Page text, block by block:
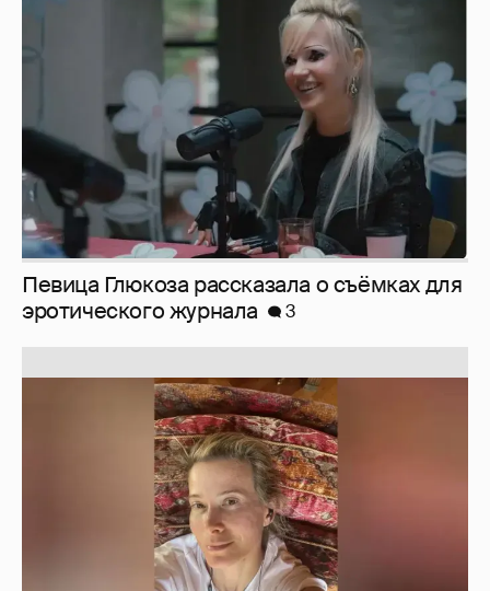
Певица Глюкоза рассказала о съёмках для
эротического журнала
3
Юлия Высоцкая выложила селфи без